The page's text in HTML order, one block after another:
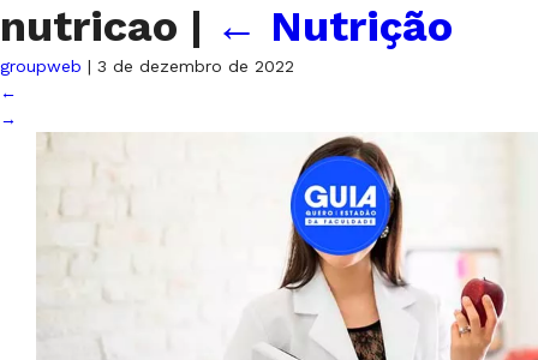
nutricao | ← Nutrição
groupweb | 3 de dezembro de 2022
←
→